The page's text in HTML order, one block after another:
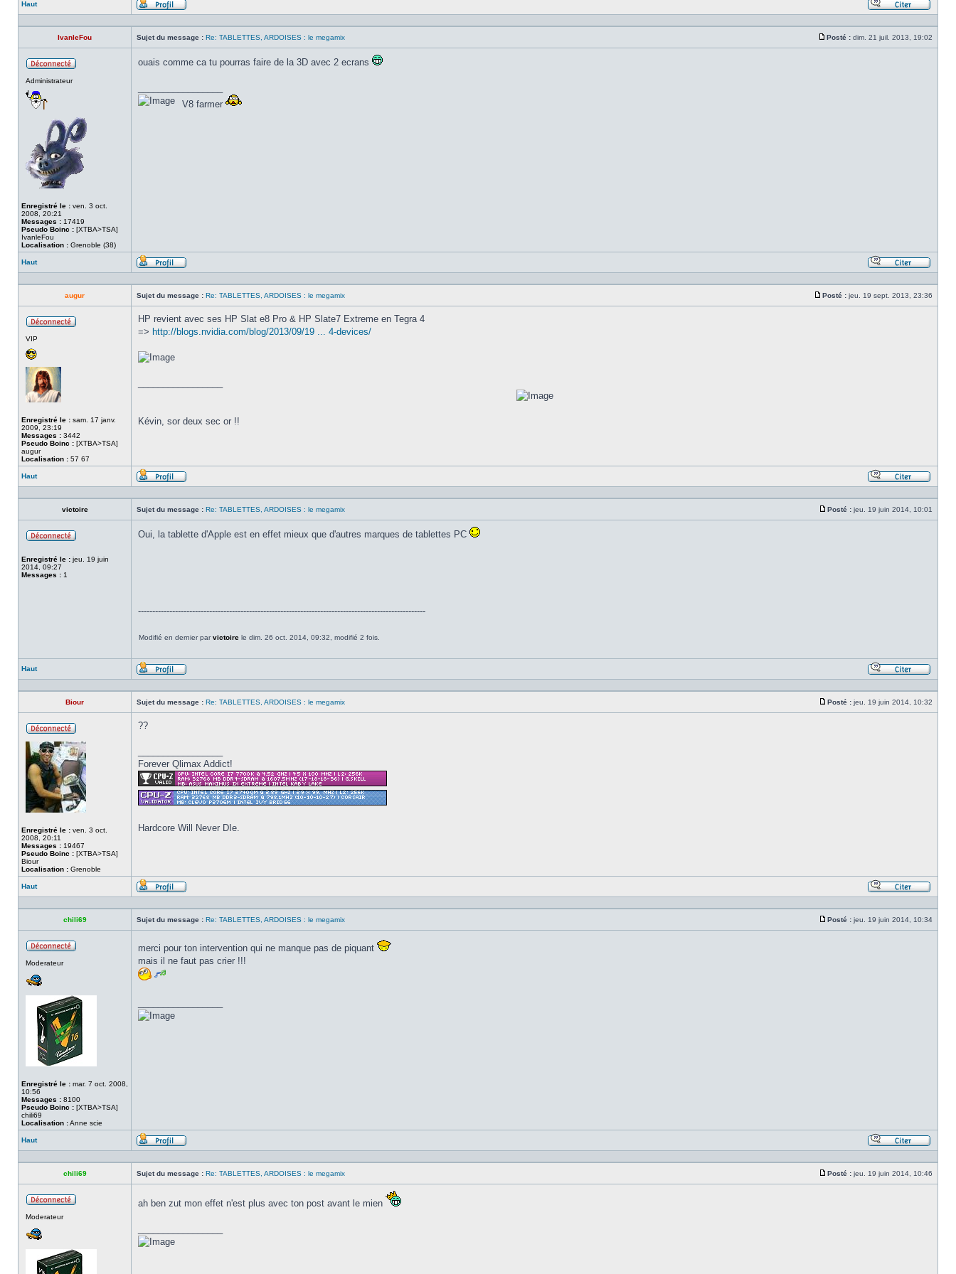
Haut
Profil
le
IvanleFou Sujet du message : Re: TABLETTES, ARDOISES : le megamix
Posté : dim. 21 juil. 2013, 19:02
Administrateur
Enregistré le : ven. 3 oct.
2008, 20:21
Messages : 17419
Pseudo Boinc : [XTBA>TSA]
IvanleFou
Localisation : Grenoble (38)
ouais comme ca tu pourras faire de la 3D avec 2 ecrans
V8 farmer
Haut
Profil
le
augur Sujet du message : Re: TABLETTES, ARDOISES : le megamix
Message
Posté : jeu. 19 sept. 2013, 23:36
VIP
Enregistré le : sam. 17 janv.
2009, 23:19
Messages : 3442
Pseudo Boinc : [XTBA>TSA]
augur
Localisation : 57 67
HP revient avec ses HP Slat e8 Pro & HP Slate7 Extreme en Tegra 4
=> http://blogs.nvidia.com/blog/2013/09/19 ... 4-devices/
Kévin, sor deux sec or !!
Haut
Profil
le
victoire Sujet du message : Re: TABLETTES, ARDOISES : le megamix
Message
Posté : jeu. 19 juin 2014, 10:01
Enregistré le : jeu. 19 juin
2014, 09:27
Messages : 1
Oui, la tablette d'Apple est en effet mieux que d'autres marques de tablettes PC
-----------------------------------------------------------------------------------------------------
Modifié en dernier parvictoire le dim. 26 oct. 2014, 09:32, modifié 2 fois.
Haut
Profil
le
Biour Sujet du message : Re: TABLETTES, ARDOISES : le megamix
Message
Posté : jeu. 19 juin 2014, 10:32
ligne
Enregistré le : ven. 3 oct.
2008, 20:11
Messages : 19467
Pseudo Boinc : [XTBA>TSA]
Biour
Localisation : Grenoble
??
Forever Qlimax Addict!
Hardcore Will Never DIe.
Haut
Profil
le
chili69 Sujet du message : Re: TABLETTES, ARDOISES : le megamix
Message
Posté : jeu. 19 juin 2014, 10:34
Moderateur
Enregistré le : mar. 7 oct. 2008,
10:56
Messages : 8100
Pseudo Boinc : [XTBA>TSA]
chili69
Localisation :Anne scie
merci pour ton intervention qui ne manque pas de piquant
mais il ne faut pas crier !!!
Haut
Profil
le
chili69 Sujet du message : Re: TABLETTES, ARDOISES : le megamix
Message
Posté : jeu. 19 juin 2014, 10:46
Moderateur
ah ben zut mon effet n'est plus avec ton post avant le mien